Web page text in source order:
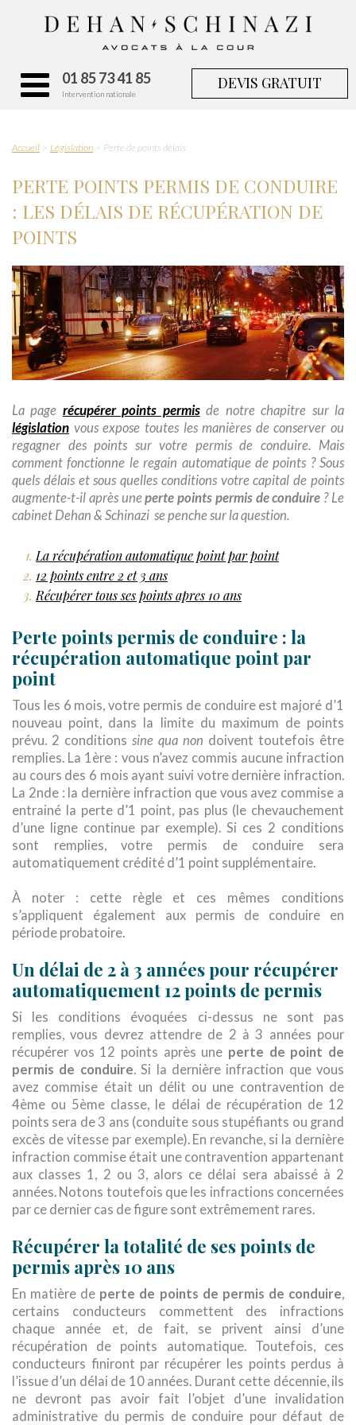
01 85 73 41 85
Intervention nationale
DEVIS GRATUIT
Accueil Législation Perte de points délais
PERTE POINTS PERMIS DE CONDUIRE
: LES DÉLAIS DE RÉCUPÉRATION DE
POINTS
La page récupérer points permisde notre chapitre sur la
législation vous expose toutes les manières de conserver ou
regagner des points sur votre permis de conduire. Mais
comment fonctionne le regain automatique de points ? Sous
quels délais et sous quelles conditions votre capital de points
augmente-t-il après uneperte points permis de conduire ? Le
cabinet Dehan & Schinazi se penche sur la question.
La récupération automatique point par point
12 points entre 2 et 3 ans
Récupérer tous ses points apres 10 ans
Perte points permis de conduire : la
récupération automatique point par
point
Tous les 6 mois, votre permis de conduire est majoré d’1
nouveau point, dans la limite du maximum de points
prévu. 2 conditions sine qua non doivent toutefois être
remplies. La 1ère : vous n’avez commis aucune infraction
au cours des 6 mois ayant suivi votre dernière infraction.
La 2nde : la dernière infraction que vous avez commise a
entrainé la perte d’1 point, pas plus (le chevauchement
d’une ligne continue par exemple). Si ces 2 conditions
sont remplies, votre permis de conduire sera
automatiquement crédité d’1 point supplémentaire.
À noter : cette règle et ces mêmes conditions
s’appliquent également aux permis de conduire en
période probatoire.
Un délai de 2 à 3 années pour récupérer
automatiquement 12 points de permis
Si les conditions évoquées ci-dessus ne sont pas
remplies, vous devrez attendre de 2 à 3 années pour
récupérer vos 12 points après une perte de point de
permis de conduire. Si la dernière infraction que vous
avez commise était un délit ou une contravention de
4ème ou 5ème classe, le délai de récupération de 12
points sera de 3 ans (conduite sous stupéfiants ou grand
excès de vitesse par exemple). En revanche, si la dernière
infraction commise était une contravention appartenant
aux classes 1, 2 ou 3, alors ce délai sera abaissé à 2
années. Notons toutefois que les infractions concernées
par ce dernier cas de figure sont extrêmement rares.
Récupérer la totalité de ses points de
permis après 10 ans
En matière de perte de points de permis de conduire,
certains conducteurs commettent des infractions
chaque année et, de fait, se privent ainsi d’une
récupération de points automatique. Toutefois, ces
conducteurs finiront par récupérer les points perdus à
l’issue d’un délai de 10 années. Durant cette décennie, ils
ne devront pas avoir fait l’objet d’une invalidation
administrative du permis de conduire pour défaut de